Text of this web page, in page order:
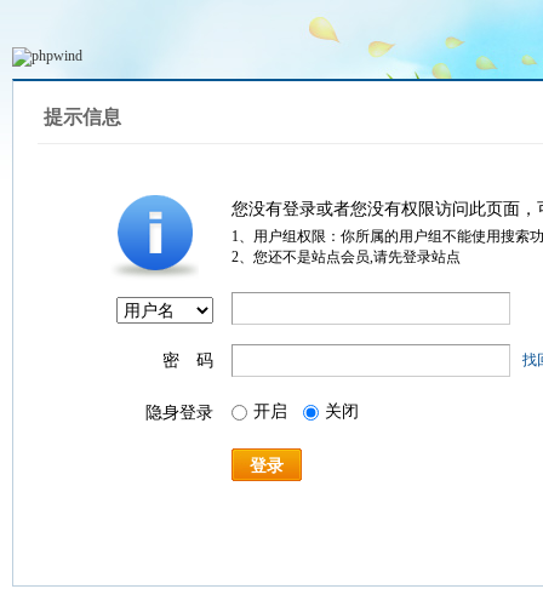
提示信息
您没有登录或者您没有权限访问此页面
1、用户组权限：你所属的用户组不能使用搜索
2、您还不是站点会员,请先登录站点
密 码 找
隐身登录 开启 关闭
登录